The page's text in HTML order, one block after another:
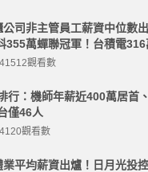
公司非主管員工薪資中位數出
355萬蟬聯冠軍！台積電316
觀看數
行：機師年薪近400萬居首
僅46人
觀看數
業平均薪資出爐！日月光投